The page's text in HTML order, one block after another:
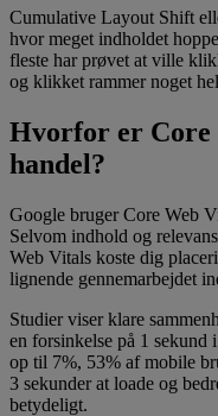
Cumulative Layout Shift
hvor meget indholdet
fleste har prøvet at ville
og klikket rammer noget
Hvorfor er Core
handel?
Google bruger Core Web
Selvom indhold og
Web Vitals koste dig
lignende gennemarbejdet
Studier viser klare
en forsinkelse på 1 sekund
op til 7%, 53% af mobile
3 sekunder at loade og
betydeligt.